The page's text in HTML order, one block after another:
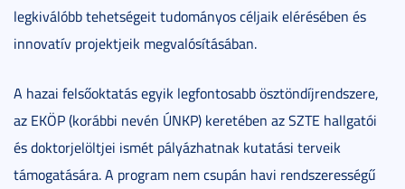
legkiválóbb tehetségeit tudományos céljaik elérésében és
innovatív projektjeik megvalósításában.
A hazai felsőoktatás egyik legfontosabb ösztöndíjrendszere,
az EKÖP (korábbi nevén ÚNKP) keretében az SZTE hallgatói
és doktorjelöltjei ismét pályázhatnak kutatási terveik
támogatására. A program nem csupán havi rendszerességű